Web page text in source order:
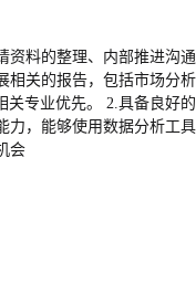
料的整理、内部推进
关的报告，包括市场分
专业优先。 2.具备良好
力，能够使用数据分析
会